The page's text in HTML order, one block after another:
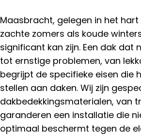
Maasbracht, gelegen in het
zachte zomers als koude
significant kan zijn. Een dak
tot ernstige problemen, van
begrijpt de specifieke eisen die
stellen aan daken. Wij zijn
dakbedekkingsmaterialen, van
garanderen een installatie die
optimaal beschermt tegen de